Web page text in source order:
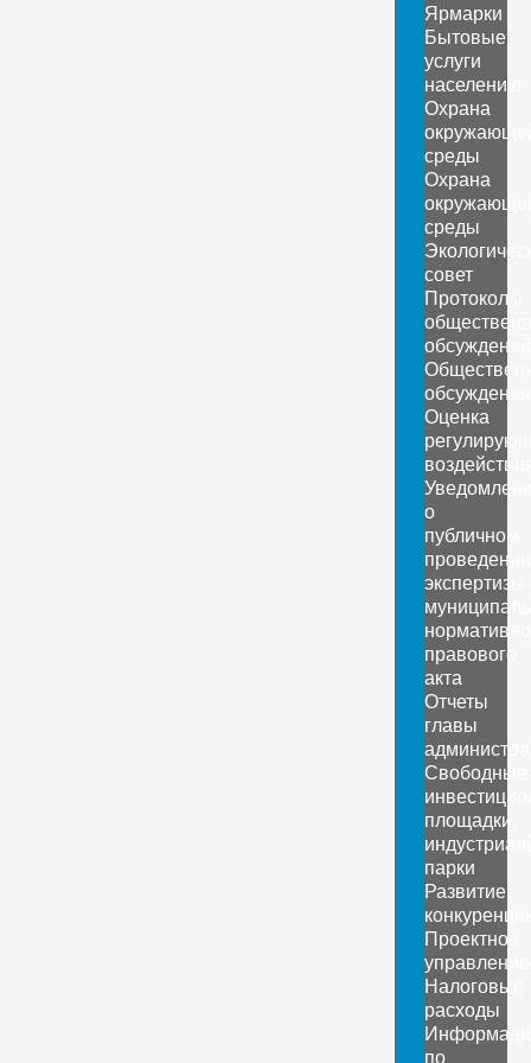
Ярмарки
Бытовые
услуги
населению
Охрана
среды
Охрана
среды
совет
Протоколы
обсуждений
обсуждения
Оценка
о
публичном
проведении
экспертизы
правового
акта
Отчеты
главы
Свободные
площадки,
парки
Развитие
Проектное
управление
Налоговые
расходы
по